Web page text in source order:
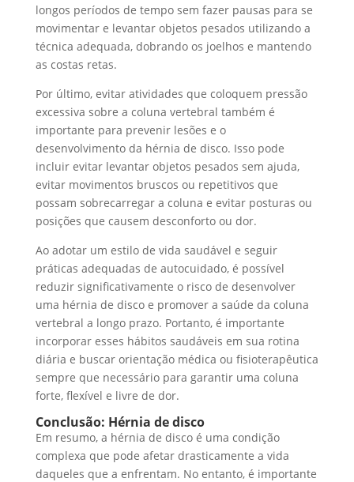
longos períodos de tempo sem fazer pausas para se
movimentar e levantar objetos pesados utilizando a
técnica adequada, dobrando os joelhos e mantendo
as costas retas.
Por último, evitar atividades que coloquem pressão
excessiva sobre a coluna vertebral também é
importante para prevenir lesões e o
desenvolvimento da hérnia de disco. Isso pode
incluir evitar levantar objetos pesados sem ajuda,
evitar movimentos bruscos ou repetitivos que
possam sobrecarregar a coluna e evitar posturas ou
posições que causem desconforto ou dor.
Ao adotar um estilo de vida saudável e seguir
práticas adequadas de autocuidado, é possível
reduzir significativamente o risco de desenvolver
uma hérnia de disco e promover a saúde da coluna
vertebral a longo prazo. Portanto, é importante
incorporar esses hábitos saudáveis ​​em sua rotina
diária e buscar orientação médica ou fisioterapêutica
sempre que necessário para garantir uma coluna
forte, flexível e livre de dor.
Conclusão: Hérnia de disco
Em resumo, a hérnia de disco é uma condição
complexa que pode afetar drasticamente a vida
daqueles que a enfrentam. No entanto, é importante